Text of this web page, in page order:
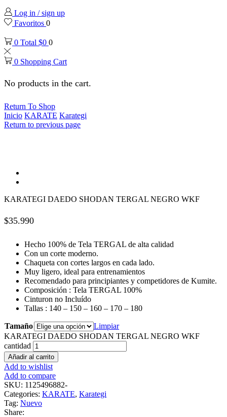
Log in / sign up
Favoritos 0
0 Total $0 0
0 Shopping Cart
No products in the cart.
Return To Shop
Inicio KARATE Karategi
Return to previous page
KARATEGI DAEDO SHODAN TERGAL NEGRO WKF
$35.990
Hecho 100% de Tela TERGAL de alta calidad
Con un corte moderno.
Chaqueta con cortes largos en cada lado.
Muy ligero, ideal para entrenamientos
Recomendado para principiantes y competidores de Kumite.
Composición : Tela TERGAL 100%
Cinturon no Incluído
Tallas : 140 – 150 – 160 – 170 – 180
Tamaño
Limpiar
KARATEGI DAEDO SHODAN TERGAL NEGRO WKF
cantidad
Añadir al carrito
Add to wishlist
Add to compare
SKU: 1125496882-
Categories: KARATE, Karategi
Tag: Nuevo
Share: